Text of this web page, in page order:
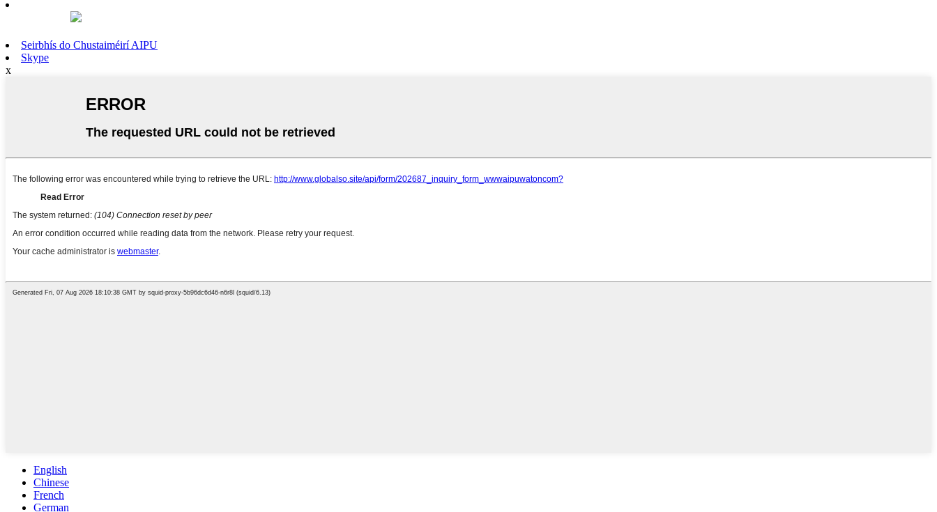
Seirbhís do Chustaiméirí AIPU
Skype
x
English
Chinese
French
German